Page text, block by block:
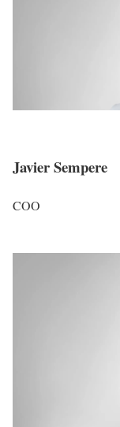
Javier Sempere
COO